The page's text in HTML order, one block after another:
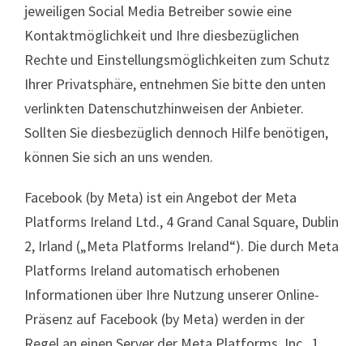
jeweiligen Social Media Betreiber sowie eine
Kontaktmöglichkeit und Ihre diesbezüglichen
Rechte und Einstellungsmöglichkeiten zum Schutz
Ihrer Privatsphäre, entnehmen Sie bitte den unten
verlinkten Datenschutzhinweisen der Anbieter.
Sollten Sie diesbezüglich dennoch Hilfe benötigen,
können Sie sich an uns wenden.
Facebook (by Meta) ist ein Angebot der Meta
Platforms Ireland Ltd., 4 Grand Canal Square, Dublin
2, Irland („Meta Platforms Ireland“). Die durch Meta
Platforms Ireland automatisch erhobenen
Informationen über Ihre Nutzung unserer Online-
Präsenz auf Facebook (by Meta) werden in der